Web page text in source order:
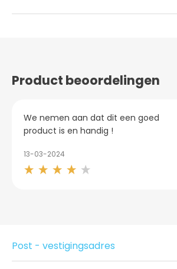
Product beoordelingen
We nemen aan dat dit een goed
product is en handig !
13-03-2024
Post - vestigingsadres